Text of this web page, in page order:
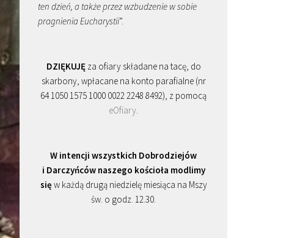
ten dzień, a także przez wzbudzenie w sobie
pragnienia Eucharystii”.
DZIĘKUJĘza ofiary składane na tacę, do
skarbony, wpłacane na konto parafialne (nr
64 1050 1575 1000 0022 2248 8492), z pomocą
eOfiary.
W intencji wszystkich Dobrodziejów
i Darczyńców naszego kościoła modlimy
się w każdą drugą niedzielę miesiąca na Mszy
św. o godz. 12.30.